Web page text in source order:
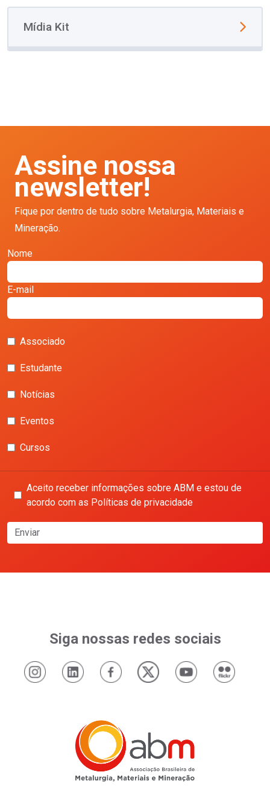
Mídia Kit
Assine nossa
newsletter!
Fique por dentro de tudo sobre Metalurgia, Materiais e
Mineração.
Nome
E-mail
Associado
Estudante
Notícias
Eventos
Cursos
Aceito receber informações sobre ABM e estou de
acordo com as Políticas de privacidade
Enviar
Siga nossas redes sociais